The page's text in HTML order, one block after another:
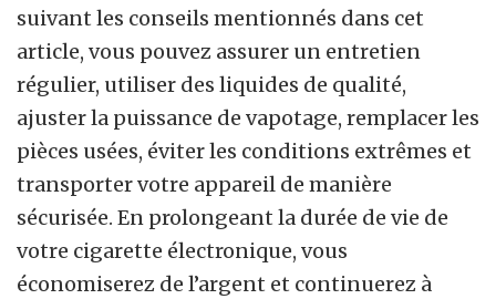
suivant les conseils mentionnés dans cet
article, vous pouvez assurer un entretien
régulier, utiliser des liquides de qualité,
ajuster la puissance de vapotage, remplacer les
pièces usées, éviter les conditions extrêmes et
transporter votre appareil de manière
sécurisée. En prolongeant la durée de vie de
votre cigarette électronique, vous
économiserez de l’argent et continuerez à